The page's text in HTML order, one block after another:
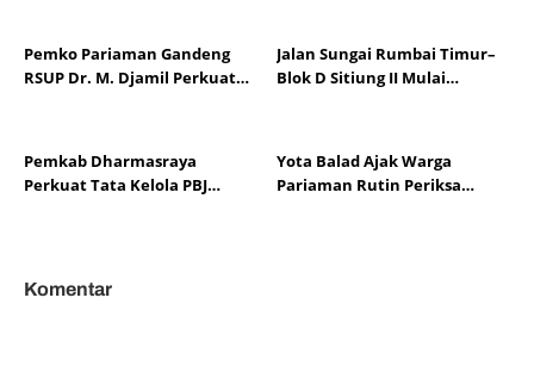
Pemko Pariaman Gandeng
RSUP Dr. M. Djamil Perkuat
Jalan Sungai Rumbai Timur–
Blok D Sitiung II Mulai
Pemkab Dharmasraya
Perkuat Tata Kelola PBJ
Yota Balad Ajak Warga
Pariaman Rutin Periksa
Komentar